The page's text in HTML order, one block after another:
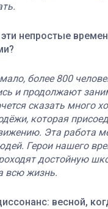
непростые
более 800
и продолжают
сказать много
которая
Эта работа
Герои нашего
достойную
всю жизнь.
весной,